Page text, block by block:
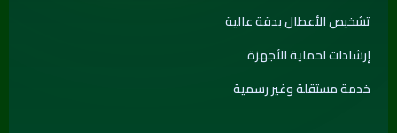
تشخيص الأعطال بدقة عالية
إرشادات لحماية الأجهزة
خدمة مستقلة وغير رسمية